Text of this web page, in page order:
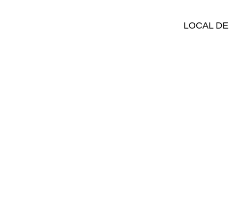
LOCAL